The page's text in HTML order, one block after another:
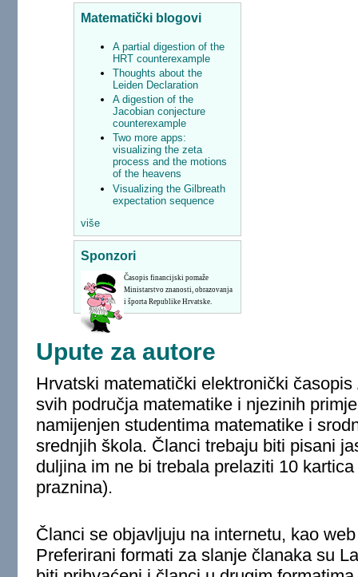
Matematički blogovi
A partial digestion of the
HRT counterexample
Thoughts about the
Leiden Declaration
A digestion of the
Jacobian conjecture
counterexample
Two more apps:
visualizing the zeta
process and the motions
of the heavens
Visualizing the Gilbreath
expectation sequence
više
Sponzori
Časopis financijski pomaže
Ministarstvo znanosti, obrazovanja
i športa Republike Hrvatske.
Upute za autore
Hrvatski matematički elektronički časopis
svih područja matematike i njezinih
namijenjen studentima matematike i
srednjih škola. Članci trebaju biti pisani
duljina im ne bi trebala prelaziti 10
praznina).
Članci se objavljuju na internetu, kao
Preferirani formati za slanje članaka su